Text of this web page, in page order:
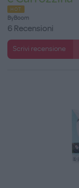
HOT
ByBoom
6 Recensioni
Scrivi recensione